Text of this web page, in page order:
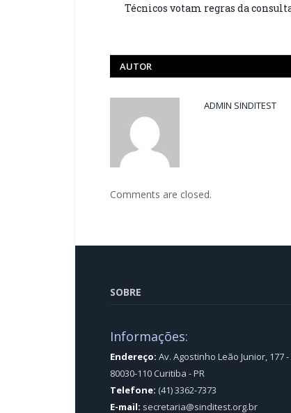
Técnicos votam regras da
AUTOR
ADMIN SINDITEST
Comments are closed.
SOBRE
Informações:
Endereço: Av. Agostinho Leão Junior, 177
80030-110 Curitiba - PR
Telefone: (41) 3362-7373
E-mail: secretaria@sinditest.org.br